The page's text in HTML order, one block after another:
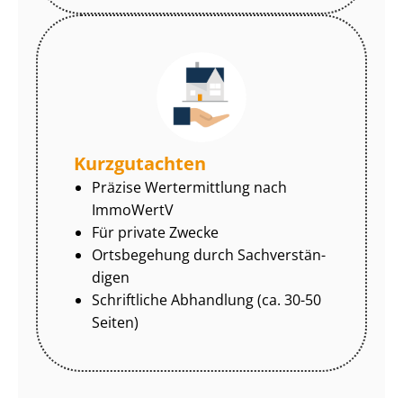
Kurzgutachten
Präzise Wertermittlung nach
ImmoWertV
Für private Zwecke
Ortsbegehung durch Sach­ver­stän­
di­gen
Schriftliche Abhandlung (ca. 30-50
Seiten)